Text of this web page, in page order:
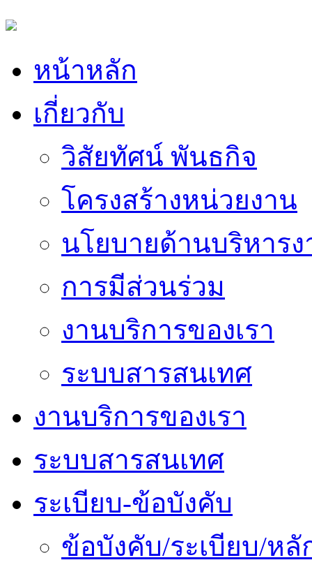
หน้าหลัก
เกี่ยวกับ
วิสัยทัศน์ พันธกิจ
โครงสร้างหน่วยงาน
นโยบายด้านบริหาร
การมีส่วนร่วม
งานบริการของเรา
ระบบสารสนเทศ
งานบริการของเรา
ระบบสารสนเทศ
ระเบียบ-ข้อบังคับ
ข้อบังคับ/ระเบียบ/ห